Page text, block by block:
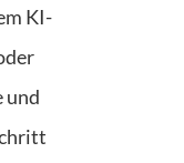
KI-
und